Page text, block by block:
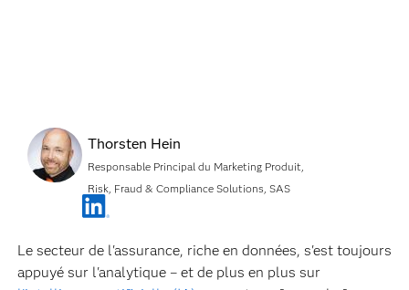
Thorsten Hein
Responsable Principal du Marketing Produit,
Risk, Fraud & Compliance Solutions, SAS
Le secteur de l'assurance, riche en données, s'est toujours
appuyé sur l'analytique – et de plus en plus sur